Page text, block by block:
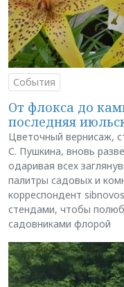
События
От флокса до
последняя
Цветочный вернисаж,
С. Пушкина, вновь
одаривая всех
палитры садовых и
корреспондент
стендами, чтобы
садовниками флорой